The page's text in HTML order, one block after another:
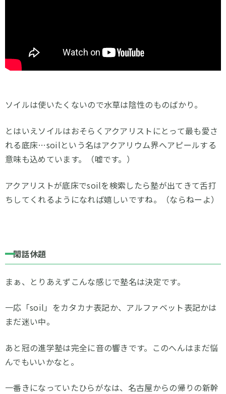
ソイルは使いたくないので水草は陰性のものばかり。
とはいえソイルはおそらくアクアリストにとって最も愛さ
れる底床…soilという名はアクアリウム界へアピールする
意味も込めています。（嘘です。）
アクアリストが底床でsoilを検索したら塾が出てきて舌打
ちしてくれるようになれば嬉しいですね。（ならねーよ）
閑話休題
まぁ、とりあえずこんな感じで塾名は決定です。
一応「soil」をカタカナ表記か、アルファベット表記かは
まだ迷い中。
あと冠の進学塾は完全に音の響きです。このへんはまだ悩
んでもいいかなと。
一番きになっていたひらがなは、名古屋からの帰りの新幹